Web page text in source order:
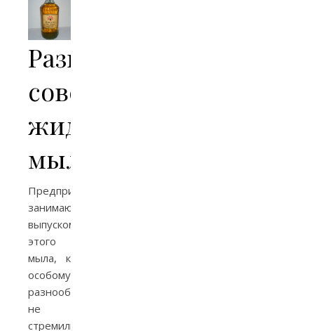
Разновидности
советского
жидкого
мыла
Предприятия,
занимающиеся
выпуском
этого
мыла, к
особому
разнообразию
не
стремились.